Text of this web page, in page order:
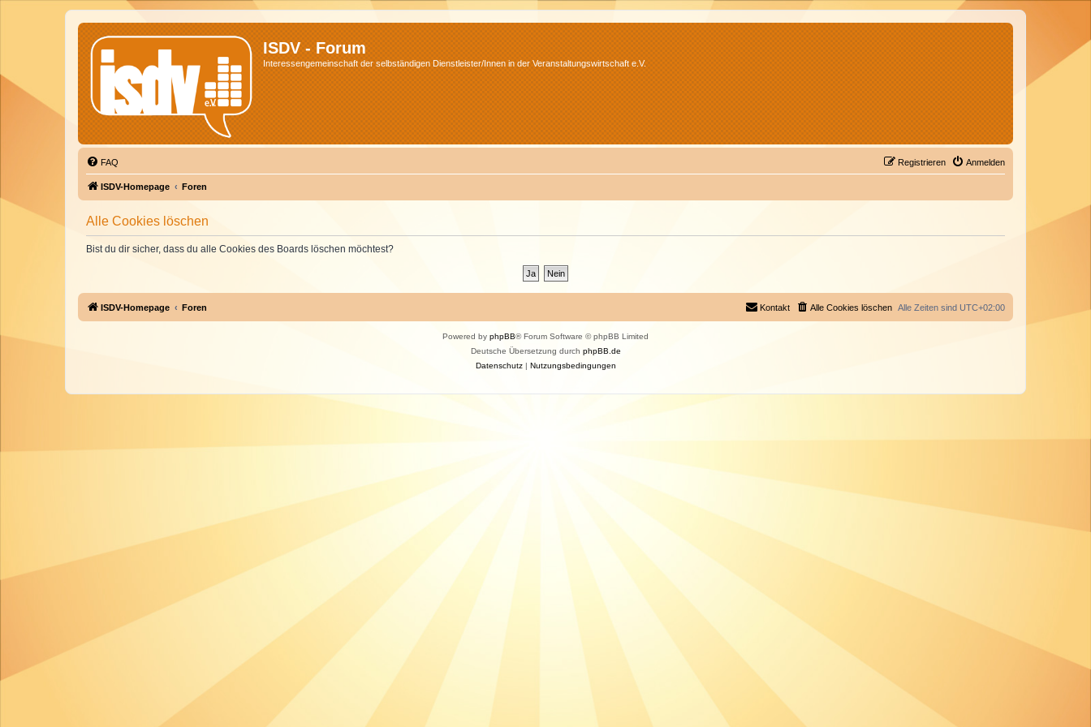
ISDV - Forum
Interessengemeinschaft der selbständigen Dienstleister/Innen in der Veranstaltungswirtschaft e.V.
FAQ Anmelden
Registrieren
ISDV-Homepage Foren
Alle Cookies löschen
Bist du dir sicher, dass du alle Cookies des Boards löschen möchtest?
ISDV-Homepage Foren Alle Zeiten sind UTC+02:00
Alle Cookies löschen
Kontakt
Powered by phpBB® Forum Software © phpBB Limited
Deutsche Übersetzung durch phpBB.de
Datenschutz| Nutzungsbedingungen